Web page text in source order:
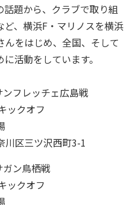
話題から、クラブで取り組
、横浜F・マリノスを横浜
をはじめ、全国、そして
活動をしています。
フレッチェ広島戦
ックオフ
川区三ツ沢西町3-1
ン鳥栖戦
ックオフ